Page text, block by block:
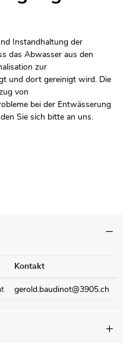
Instandhaltung der
das Abwasser aus den
zur
und dort gereinigt wird. Die
von
bei der Entwässerung
Sie sich bitte an uns.
Kontakt
gerold.baudinot@3905.ch